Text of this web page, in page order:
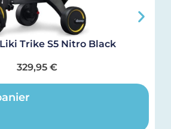
Trike S5 Nitro Black
329,95 €